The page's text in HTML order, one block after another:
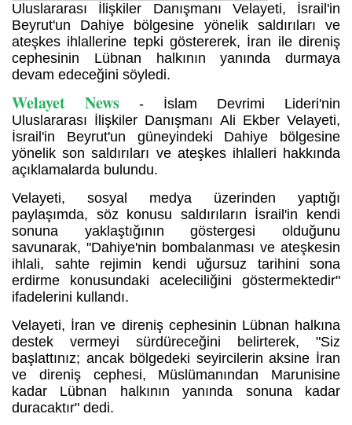
Uluslararası İlişkiler Danışmanı Velayeti, İsrail'in
Beyrut'un Dahiye bölgesine yönelik saldırıları ve
ateşkes ihlallerine tepki göstererek, İran ile direniş
cephesinin Lübnan halkının yanında durmaya
devam edeceğini söyledi.
Welayet News - İslam Devrimi Lideri'nin
Uluslararası İlişkiler Danışmanı Ali Ekber Velayeti,
İsrail'in Beyrut'un güneyindeki Dahiye bölgesine
yönelik son saldırıları ve ateşkes ihlalleri hakkında
açıklamalarda bulundu.
Velayeti, sosyal medya üzerinden yaptığı
paylaşımda, söz konusu saldırıların İsrail'in kendi
sonuna yaklaştığının göstergesi olduğunu
savunarak, "Dahiye'nin bombalanması ve ateşkesin
ihlali, sahte rejimin kendi uğursuz tarihini sona
erdirme konusundaki aceleciliğini göstermektedir"
ifadelerini kullandı.
Velayeti, İran ve direniş cephesinin Lübnan halkına
destek vermeyi sürdüreceğini belirterek, "Siz
başlattınız; ancak bölgedeki seyircilerin aksine İran
ve direniş cephesi, Müslümanından Marunisine
kadar Lübnan halkının yanında sonuna kadar
duracaktır" dedi.